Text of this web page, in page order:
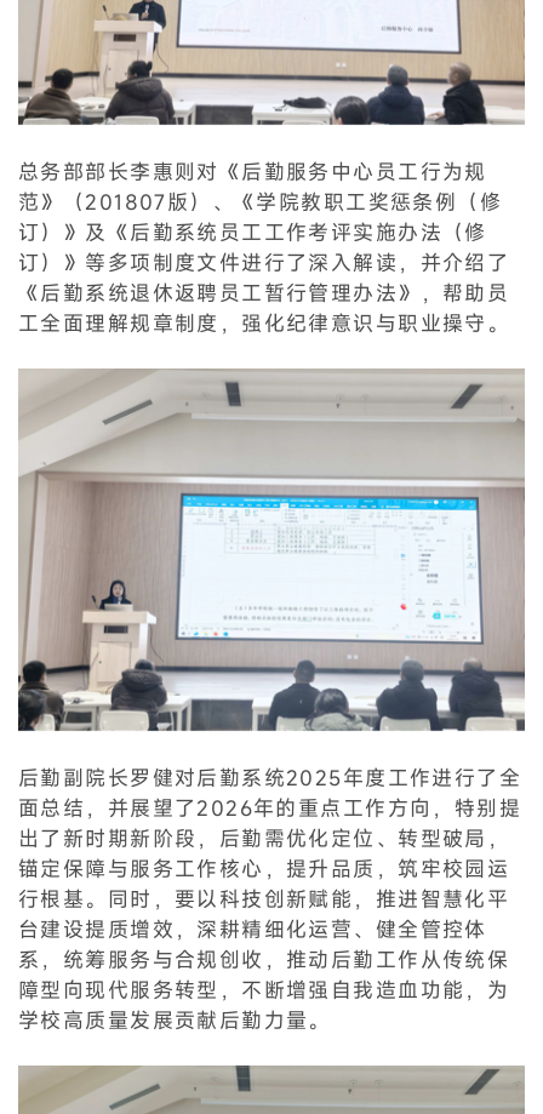
总务部部长李惠则对《后勤服务中心员工行为规
范》（201807版）、《学院教职工奖惩条例（修
订）》及《后勤系统员工工作考评实施办法（修
订）》等多项制度文件进行了深入解读，并介绍了
《后勤系统退休返聘员工暂行管理办法》，帮助员
工全面理解规章制度，强化纪律意识与职业操守。
后勤副院长罗健对后勤系统2025年度工作进行了全
面总结，并展望了2026年的重点工作方向，特别提
出了新时期新阶段，后勤需优化定位、转型破局，
锚定保障与服务工作核心，提升品质，筑牢校园运
行根基。同时，要以科技创新赋能，推进智慧化平
台建设提质增效，深耕精细化运营、健全管控体
系，统筹服务与合规创收，推动后勤工作从传统保
障型向现代服务转型，不断增强自我造血功能，为
学校高质量发展贡献后勤力量。